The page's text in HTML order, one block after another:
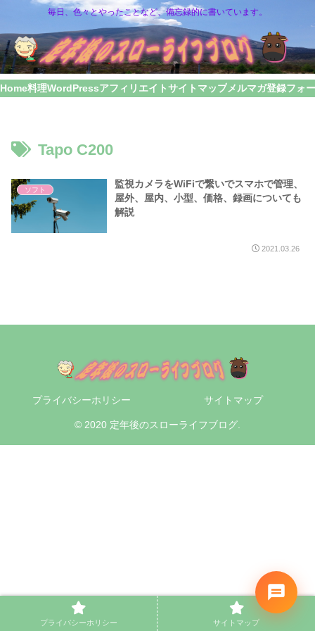
毎日、色々とやったことなど、備忘録的に書いています。
Home料理WordPressアフィリエイトサイトマップメルマガ登録フォ
Tapo C200
ソフト
監視カメラをWiFiで繋いでスマホで管理、
屋外、屋内、小型、価格、録画についても
解説
2021.03.26
プライバシーホリシー サイトマップ
© 2020 定年後のスローライフブログ.
プライバシーホリシー サイトマップ